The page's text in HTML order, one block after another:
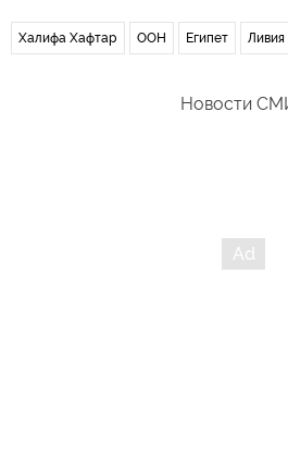
Халифа Хафтар ООН Египет Ливия
Новости